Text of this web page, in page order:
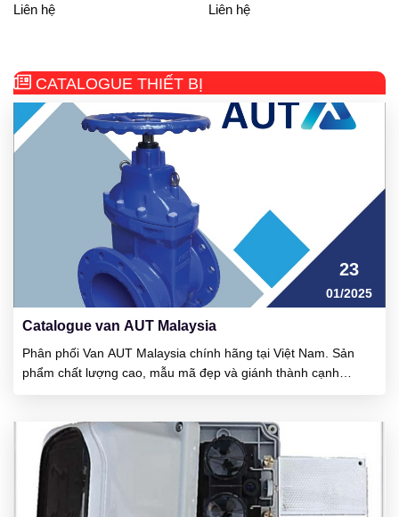
Liên hệ Liên hệ
CATALOGUE THIẾT BỊ
23
01/2025
Catalogue van AUT Malaysia
Phân phối Van AUT Malaysia chính hãng tại Việt Nam. Sản
phẩm chất lượng cao, mẫu mã đẹp và giánh thành cạnh
được thành lập tại đất...